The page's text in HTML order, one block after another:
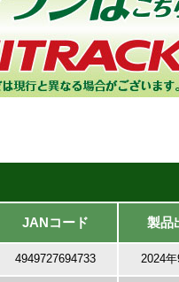
JANコード 製品
4949727694733 2024